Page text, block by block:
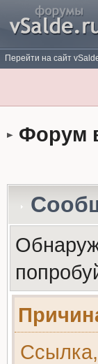
Перейти на сайт
Форум
Ссылка,